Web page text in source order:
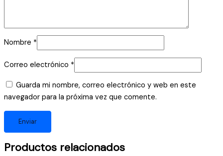
Nombre *
Correo electrónico *
Guarda mi nombre, correo electrónico y web en este
navegador para la próxima vez que comente.
Productos relacionados